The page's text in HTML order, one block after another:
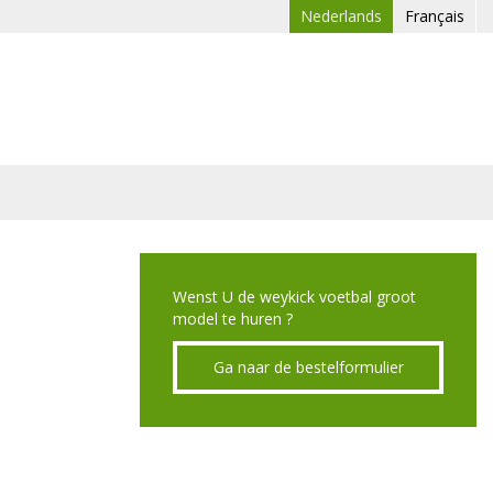
Nederlands Français
Wenst U de weykick voetbal groot
model te huren ?
Ga naar de bestelformulier